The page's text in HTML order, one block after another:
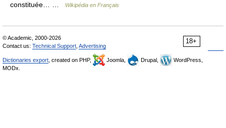
constituée… …
Wikipédia en Français
18+
© Academic, 2000-2026
Contact us: Technical Support Advertising
Dictionaries export , created on PHP, Joomla, Drupal,
WordPress,
MODx.